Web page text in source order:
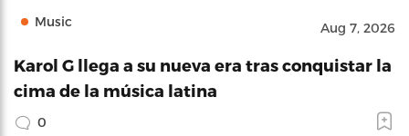
Music Aug 7, 2026
Karol G llega a su nueva era tras conquistar la
cima de la música latina
0